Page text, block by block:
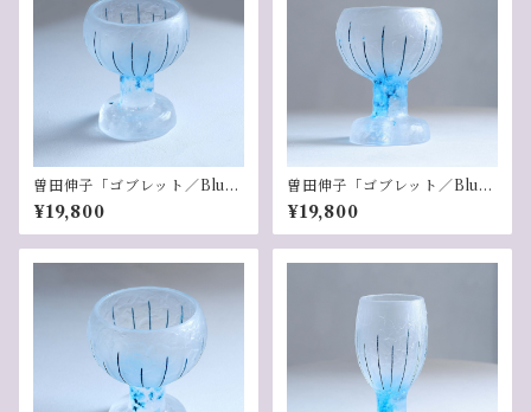
曽田伸子「ゴブレット／Blu
e」-1
¥19,800
曽田伸子「ゴブレット／Blu
e」-2
¥19,800